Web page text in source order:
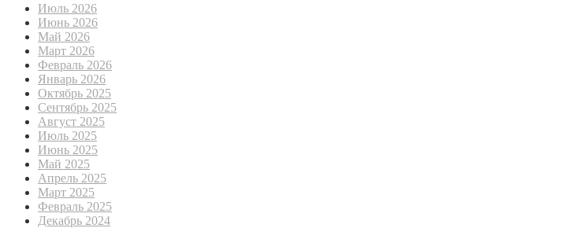
Июль 2026
Июнь 2026
Май 2026
Март 2026
Февраль 2026
Январь 2026
Октябрь 2025
Сентябрь 2025
Август 2025
Июль 2025
Июнь 2025
Май 2025
Апрель 2025
Март 2025
Февраль 2025
Декабрь 2024